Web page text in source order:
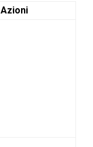
Azioni